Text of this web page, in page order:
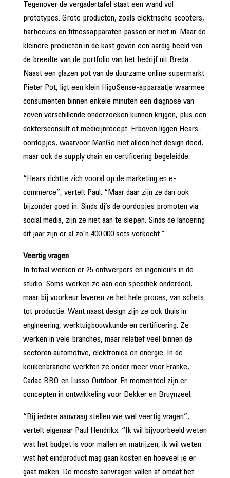
Tegenover de vergadertafel staat een wand vol
prototypes. Grote producten, zoals elektrische scooters,
barbecues en fitnessapparaten passen er niet in. Maar de
kleinere producten in de kast geven een aardig beeld van
de breedte van de portfolio van het bedrijf uit Breda.
Naast een glazen pot van de duurzame online supermarkt
Pieter Pot, ligt een klein HigoSense-apparaatje waarmee
consumenten binnen enkele minuten een diagnose van
zeven verschillende onderzoeken kunnen krijgen, plus een
doktersconsult of medicijnrecept. Erboven liggen Hears-
oordopjes, waarvoor ManGo niet alleen het design deed,
maar ook de supply chain en certificering begeleidde.
“Hears richtte zich vooral op de marketing en e-
commerce”, vertelt Paul. “Maar daar zijn ze dan ook
bijzonder goed in. Sinds dj’s de oordopjes promoten via
social media, zijn ze niet aan te slepen. Sinds de lancering
dit jaar zijn er al zo’n 400.000 sets verkocht.”
Veertig vragen
In totaal werken er 25 ontwerpers en ingenieurs in de
studio. Soms werken ze aan een specifiek onderdeel,
maar bij voorkeur leveren ze het hele proces, van schets
tot productie. Want naast design zijn ze ook thuis in
engineering, werktuigbouwkunde en certificering. Ze
werken in vele branches, maar relatief veel binnen de
sectoren automotive, elektronica en energie. In de
keukenbranche werkten ze onder meer voor Franke,
Cadac BBQ en Lusso Outdoor. En momenteel zijn er
concepten in ontwikkeling voor Dekker en Bruynzeel.
“Bij iedere aanvraag stellen we wel veertig vragen”,
vertelt eigenaar Paul Hendrikx. “Ik wil bijvoorbeeld weten
wat het budget is voor mallen en matrijzen, ik wil weten
wat het eindproduct mag gaan kosten en hoeveel je er
gaat maken. De meeste aanvragen vallen af omdat het